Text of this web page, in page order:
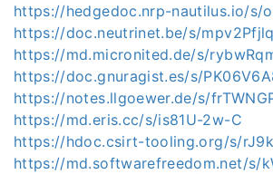
https://hedgedoc.nrp-nautilus.io/s/
https://doc.neutrinet.be/s/
https://md.micronited.de/s/
https://doc.gnuragist.es/s/
https://notes.llgoewer.de/s/
https://md.eris.cc/s/is81U-2w-C
https://hdoc.csirt-tooling.org/s/
https://md.softwarefreedom.net/s/